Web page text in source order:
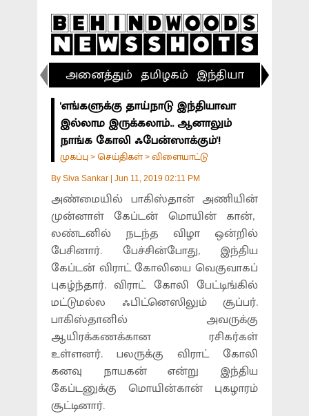
அனைத்தும் தமிழகம் இந்தியா
'எங்களுக்கு தாய்நாடு இந்தியாவா
இல்லாம இருக்கலாம்.. ஆனாலும்
நாங்க கோலி ஃபேன்ஸாக்கும்'!
முகப்பு > செய்திகள் > விளையாட்டு
By Siva Sankar Jun 11, 2019 02:11 PM
அண்மையில் பாகிஸ்தான் அணியின்
முன்னாள் கேப்டன் மொயின் கான்,
லண்டனில் நடந்த விழா ஒன்றில்
பேசினார். பேச்சின்போது, இந்திய
கேப்டன் விராட் கோலியை வெகுவாகப்
புகழ்ந்தார். விராட் கோலி பேட்டிங்கில்
மட்டுமல்ல ஃபிட்னெஸிலும் சூப்பர்.
பாகிஸ்தானில் அவருக்கு
ஆயிரக்கணக்கான ரசிகர்கள்
உள்ளனர். பலருக்கு விராட் கோலி
கனவு நாயகன் என்று இந்திய
கேப்டனுக்கு மொயின்கான் புகழாரம்
சூட்டினார்.